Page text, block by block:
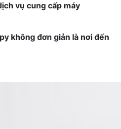
vụ cung cấp máy
không đơn giản là nơi đến